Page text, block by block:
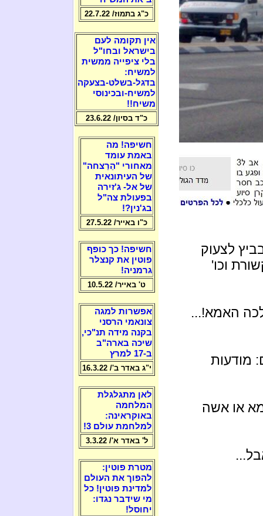
לצעוק
וכו'
האמא!...
מודעות
או אשה
כ"ג בתמוז/ 22.7.22
אין תקומה לעם
בישראל ובחו"ל
בלי ציפייה ממשית
למשיח:
בדגל-בשלט-בצעקה
למשיח-ובכינוסי
משיח!!
כ"ד בסיון/ 23.6.22
חשיפה! מה
באמת עומד
מאחורי "הֵרַצחה"
של העיתונאית
של אל- ג'זירה
בפעולת צה"ל
בג'נין?!
כ"ו באייר/ 27.5.22
חשיפה! כך כופף
פוטין את קנצלר
גרמניה!
ט' באייר/ 10.5.22
אפשרות למגה
צונאמי הרסני
בקנה מידה תנ"כי,
שיכה בארה"ב
ב-17 למרץ
י"ג באדר ב'/ 16.3.22
לאן מתגלגלת
המלחמה
באוקראינה:
למלחמת עולם 3!
ל' באדר א'/ 3.3.22
מטרת פוטין:
להפוך את העולם
למדינת פוטין! כל
מי שידבר נגדו:
יחוסל!